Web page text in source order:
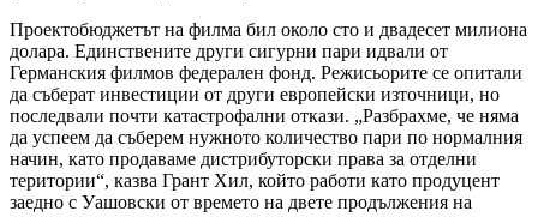
Проектобюджетът на филма бил около сто и двадесет милиона
долара. Единствените други сигурни пари идвали от
Германския филмов федерален фонд. Режисьорите се опитали
да съберат инвестиции от други европейски източници, но
последвали почти катастрофални откази. „Разбрахме, че няма
да успеем да съберем нужното количество пари по нормалния
начин, като продаваме дистрибуторски права за отделни
територии“, казва Грант Хил, който работи като продуцент
заедно с Уашовски от времето на двете продължения на